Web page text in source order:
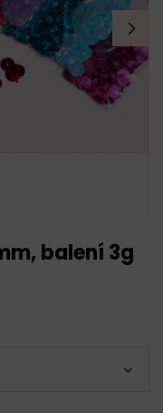
balení 3g